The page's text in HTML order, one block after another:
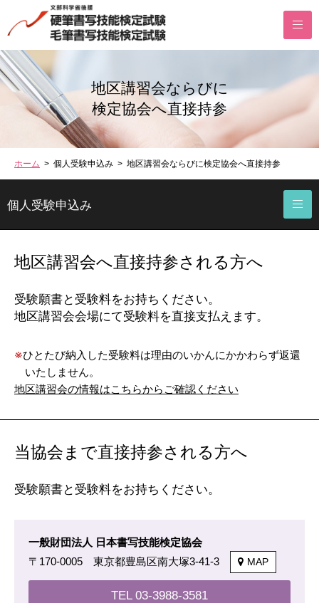
地区講習会ならびに
検定協会へ直接持参
ホーム > 個人受験申込み > 地区講習会ならびに検定協会へ直接持参
個人受験申込み
地区講習会へ直接持参される方へ
受験願書と受験料をお持ちください。
地区講習会会場にて受験料を直接支払えます。
※ひとたび納入した受験料は理由のいかんにかかわらず返還
いたしません。
地区講習会の情報はこちらからご確認ください
当協会まで直接持参される方へ
受験願書と受験料をお持ちください。
一般財団法人 日本書写技能検定協会
〒170-0005 東京都豊島区南大塚3-41-3
MAP
TEL 03-3988-3581